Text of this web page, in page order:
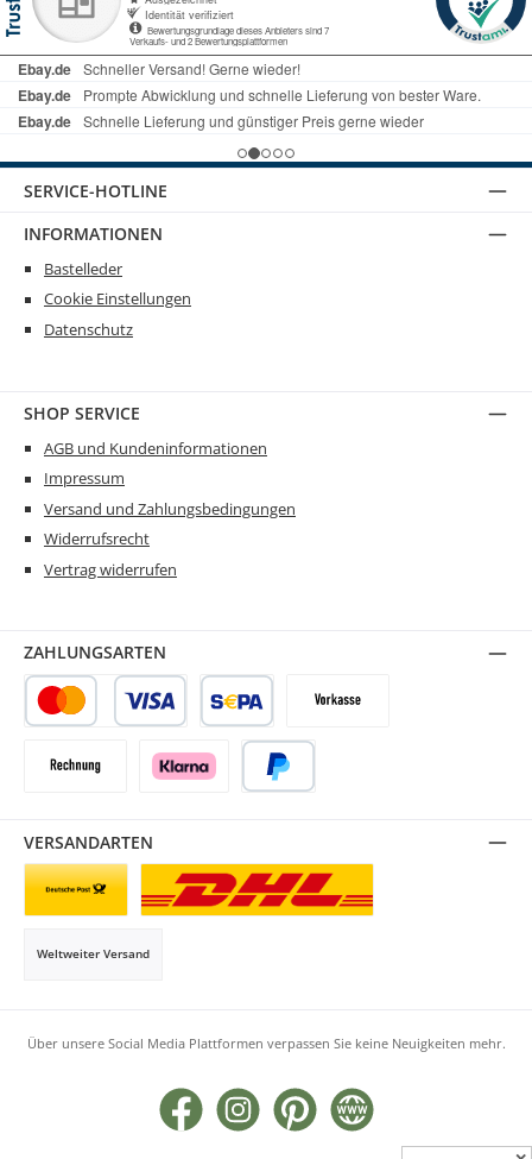
SERVICE-HOTLINE
INFORMATIONEN
Bastelleder
Cookie Einstellungen
Datenschutz
SHOP SERVICE
AGB und Kundeninformationen
Impressum
Versand und Zahlungsbedingungen
Widerrufsrecht
Vertrag widerrufen
VERSANDARTEN
Weltweiter Versand
ZAHLUNGSARTEN
SEPA LastschriftVorkasse
Über unsere Social Media Plattformen verpassen Sie keine Neuigkeiten mehr.
Facebook Instagram Pinterest Website